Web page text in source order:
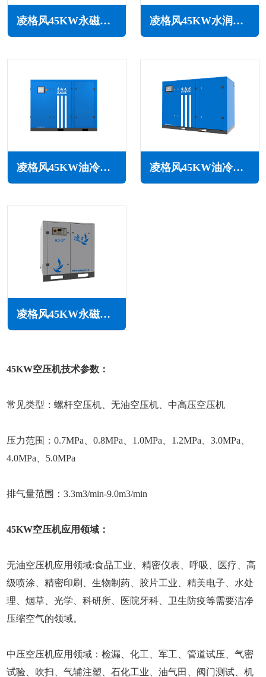
凌格风45KW永磁变频无油水润滑空压机LSW PM系列 凌格风45KW水润滑无油空压机LSW系列
凌格风45KW油冷永磁变频空压机LOH系列 凌格风45KW油冷永磁变频空压机LSH系列
凌格风45KW永磁变频空压机HD系列
45KW空压机技术参数：
常见类型：螺杆空压机、无油空压机、中高压空压机
压力范围：0.7MPa、0.8MPa、1.0MPa、1.2MPa、3.0MPa、
4.0MPa、5.0MPa
排气量范围：3.3m3/min-9.0m3/min
45KW空压机应用领域：
无油空压机应用领域:食品工业、精密仪表、呼吸、医疗、高
级喷涂、精密印刷、生物制药、胶片工业、精美电子、水处
理、烟草、光学、科研所、医院牙科、卫生防疫等需要洁净
压缩空气的领域。
中压空压机应用领域：检漏、化工、军工、管道试压、气密
试验、吹扫、气辅注塑、石化工业、油气田、阀门测试、机